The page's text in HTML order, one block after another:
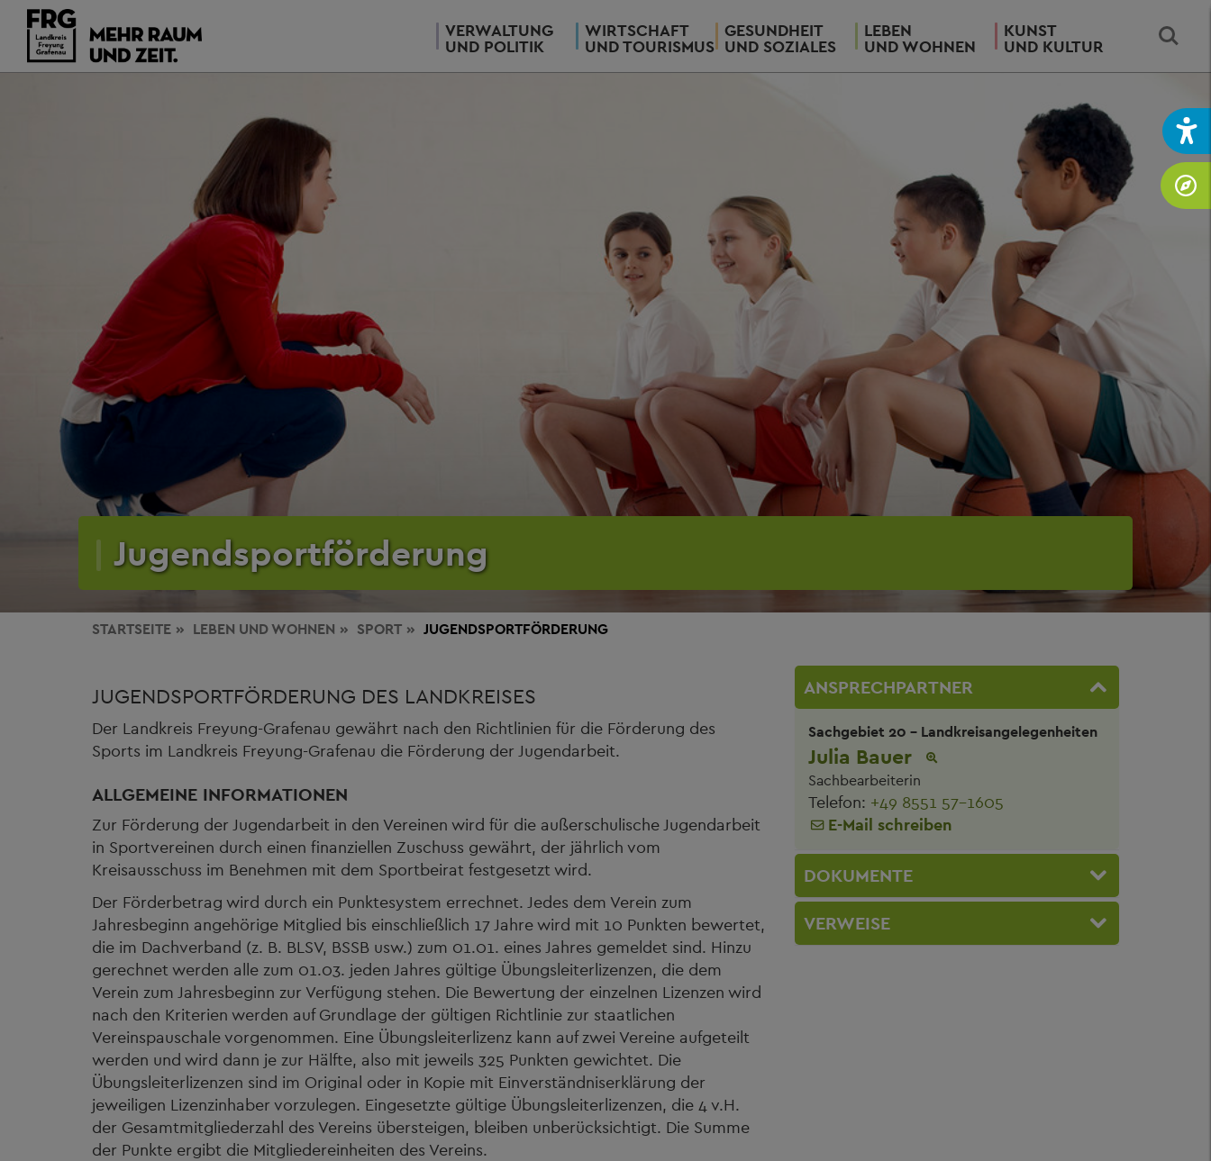
VERWALTUNG
UND POLITIK
WIRTSCHAFT
UND TOURISMUS
GESUNDHEIT
UND SOZIALES
LEBEN
UND WOHNEN
KUNST
UND KULTUR
Jugendsportförderung
STARTSEITE LEBEN UND WOHNEN SPORT JUGENDSPORTFÖRDERUNG
JUGENDSPORTFÖRDERUNG DES LANDKREISES
Der Landkreis Freyung-Grafenau gewährt nach den Richtlinien für die Förderung des
Sports im Landkreis Freyung-Grafenau die Förderung der Jugendarbeit.
ALLGEMEINE INFORMATIONEN
Zur Förderung der Jugendarbeit in den Vereinen wird für die außerschulische Jugendarbeit
in Sportvereinen durch einen finanziellen Zuschuss gewährt, der jährlich vom
Kreisausschuss im Benehmen mit dem Sportbeirat festgesetzt wird.
Der Förderbetrag wird durch ein Punktesystem errechnet. Jedes dem Verein zum
Jahresbeginn angehörige Mitglied bis einschließlich 17 Jahre wird mit 10 Punkten bewertet,
die im Dachverband (z. B. BLSV, BSSB usw.) zum 01.01. eines Jahres gemeldet sind. Hinzu
gerechnet werden alle zum 01.03. jeden Jahres gültige Übungsleiterlizenzen, die dem
Verein zum Jahresbeginn zur Verfügung stehen. Die Bewertung der einzelnen Lizenzen wird
nach den Kriterien werden auf Grundlage der gültigen Richtlinie zur staatlichen
Vereinspauschale vorgenommen. Eine Übungsleiterlizenz kann auf zwei Vereine aufgeteilt
werden und wird dann je zur Hälfte, also mit jeweils 325 Punkten gewichtet. Die
Übungsleiterlizenzen sind im Original oder in Kopie mit Einverständniserklärung der
jeweiligen Lizenzinhaber vorzulegen. Eingesetzte gültige Übungsleiterlizenzen, die 4 v.H.
der Gesamtmitgliederzahl des Vereins übersteigen, bleiben unberücksichtigt. Die Summe
der Punkte ergibt die Mitgliedereinheiten des Vereins.
ANSPRECHPARTNER
Sachgebiet 20 - Landkreisangelegenheiten
Julia Bauer
Sachbearbeiterin
Telefon: +49 8551 57-1605
E-Mail schreiben
DOKUMENTE
VERWEISE